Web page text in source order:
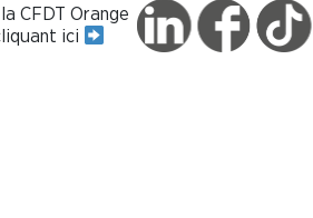
CFDT Orange
ici